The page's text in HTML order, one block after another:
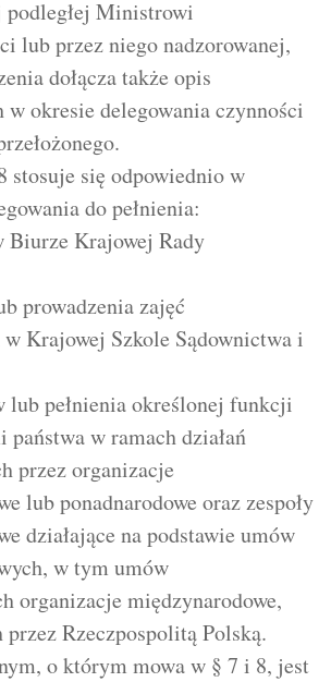
Ministrowi
lub przez niego nadzorowanej,
dołącza także opis
w okresie delegowania czynności
stosuje się odpowiednio w
do pełnienia:
Biurze Krajowej Rady
prowadzenia zajęć
Krajowej Szkole Sądownictwa i
lub pełnienia określonej funkcji
państwa w ramach działań
przez organizacje
lub ponadnarodowe oraz zespoły
działające na podstawie umów
w tym umów
organizacje międzynarodowe,
Rzeczpospolitą Polską.
o którym mowa w § 7 i 8, jest